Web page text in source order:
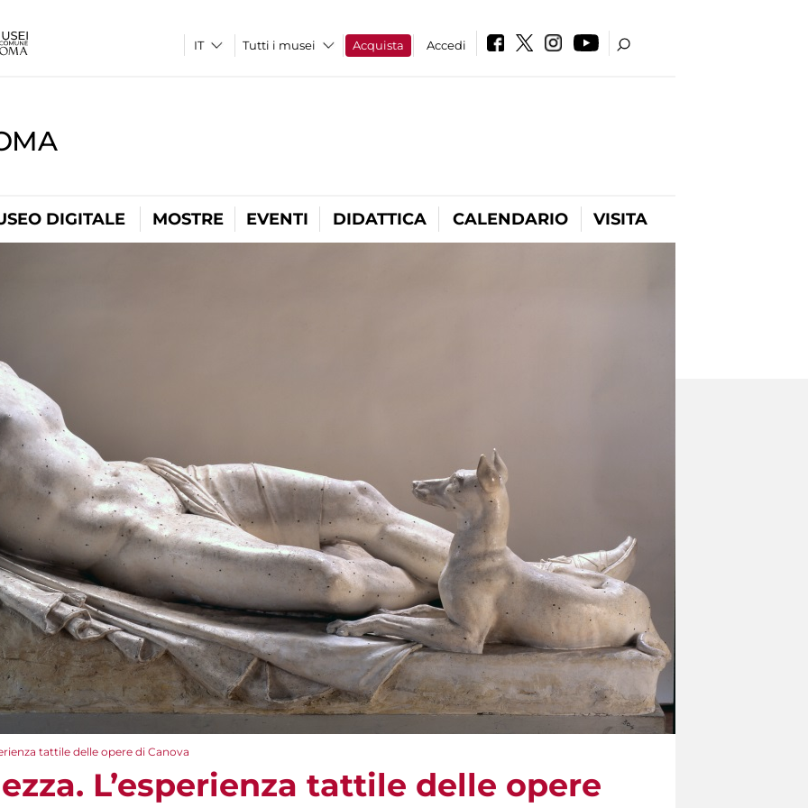
Tutti i musei Acquista Accedi
DIGITALE MOSTRE EVENTI DIDATTICA CALENDARIO VISITA
tattile delle opere di Canova
L’esperienza tattile delle opere